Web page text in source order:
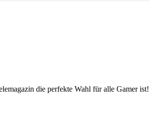
die perfekte Wahl für alle Gamer ist!